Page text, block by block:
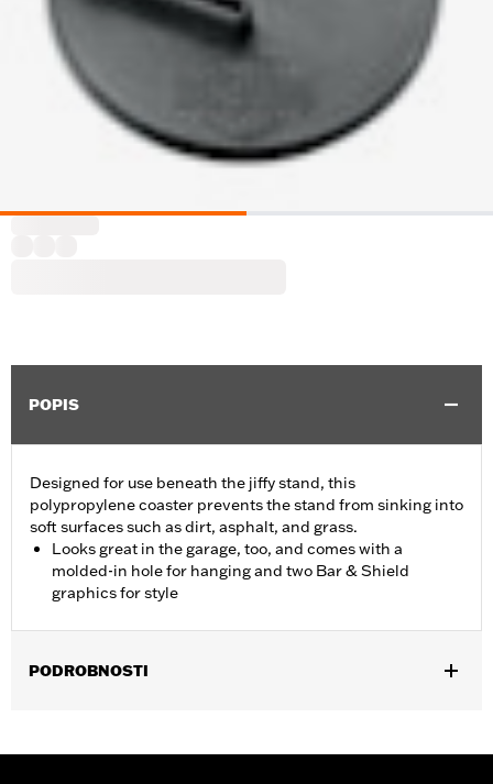
POPIS
Designed for use beneath the jiffy stand, this
polypropylene coaster prevents the stand from sinking into
soft surfaces such as dirt, asphalt, and grass.
Looks great in the garage, too, and comes with a
molded-in hole for hanging and two Bar & Shield
graphics for style
PODROBNOSTI